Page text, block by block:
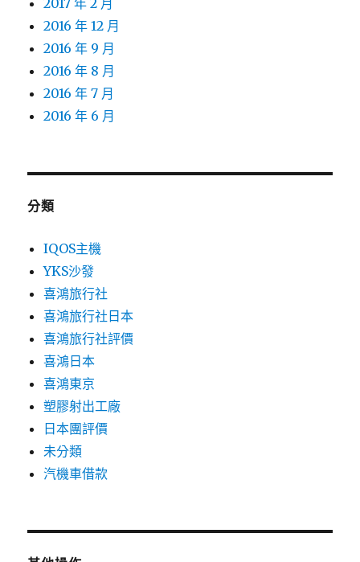
2017 年 2 月
2016 年 12 月
2016 年 9 月
2016 年 8 月
2016 年 7 月
2016 年 6 月
分類
IQOS主機
YKS沙發
喜鴻旅行社
喜鴻旅行社日本
喜鴻旅行社評價
喜鴻日本
喜鴻東京
塑膠射出工廠
日本團評價
未分類
汽機車借款